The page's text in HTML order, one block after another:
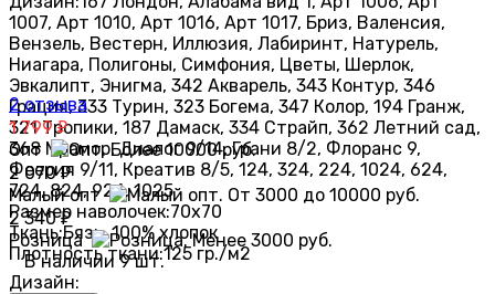
1007, Арт 1010, Арт 1016, Арт 1017, Бриз, Валенсия,
Вензель, Вестерн, Иллюзия, Лабиринт, Натурель,
Ниагара, Полигоны, Симфония, Цветы, Шерлок,
Эвкалипт, Энигма, 342 Акварель, 343 Контур, 346
Грация, 333 Турин, 323 Богема, 347 Колор, 194 Гранж,
321 Тропики, 187 Дамаск, 334 Страйп, 362 Летний сад,
368 Мрамор, Диалог 9/14, Грани 8/2, Флоранс 9,
Феерия 9/11, Креатив 8/5, 124, 324, 224, 1024, 624,
724, 824, 924, 1025
Размер наволочек:70х70
Ткань:Бязь, 100% хлопок
Плотность ткани:125 гр./м2
2 отзыва
1 799₽
Опт
2 070₽
Малый опт
2 340₽
Розница
В наличии 9 шт.
Дизайн: